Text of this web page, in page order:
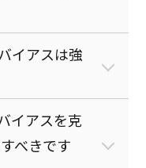
イアスは強
イアスを克
べきです